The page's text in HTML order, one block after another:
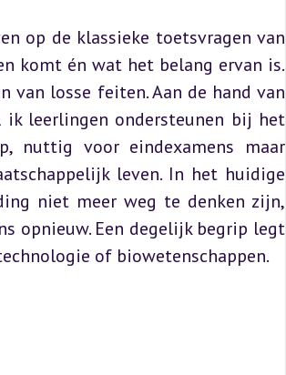
op de klassieke toetsvragen van
komt én wat het belang ervan is.
van losse feiten. Aan de hand van
leerlingen ondersteunen bij het
nuttig voor eindexamens maar
leven. In het huidige
niet meer weg te denken zijn,
opnieuw. Een degelijk begrip legt
of biowetenschappen.